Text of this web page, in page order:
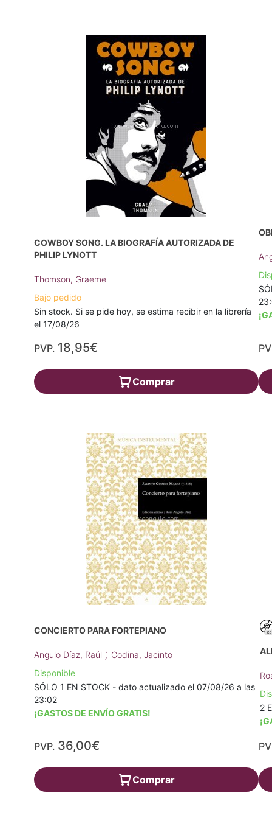
COWBOY SONG. LA BIOGRAFÍA AUTORIZADA DE
PHILIP LYNOTT
Thomson, Graeme
Bajo pedido
Sin stock. Si se pide hoy, se estima recibir en la librería
el 17/08/26
PVP. 18,95€
Comprar
CONCIERTO PARA FORTEPIANO
Angulo Díaz, Raúl ; Codina, Jacinto
Disponible
SÓLO 1 EN STOCK - dato actualizado el 07/08/26 a las
23:02
¡GASTOS DE ENVÍO GRATIS!
PVP. 36,00€
Comprar
2